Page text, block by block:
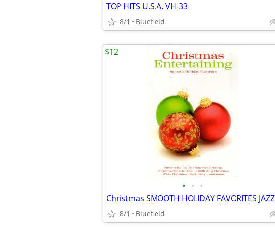
TOP HITS U.S.A. VH-33
8/1 Bluefield
• • •
Christmas SMOOTH HOLIDAY FAVORITES JAZZ
8/1 Bluefield
$12